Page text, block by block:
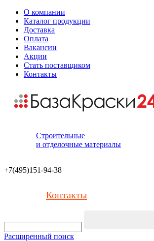
О компании
Каталог продукции
Доставка
Оплата
Вакансии
Акции
Стать поставщиком
Контакты
Строительные
и отделочные материалы
+7(495)151-94-38
Контакты
Расширенный поиск